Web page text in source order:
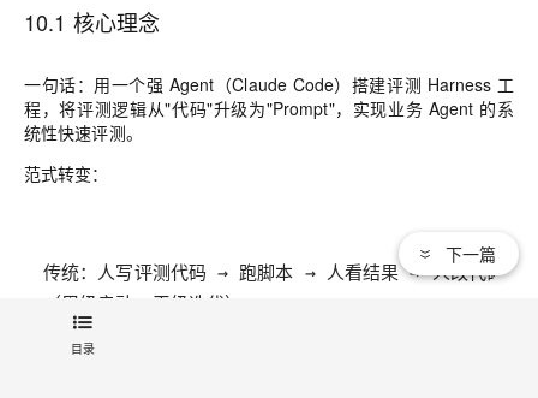
10.1 核心理念
一句话：用一个强 Agent（Claude Code）搭建评测 Harness 工
程，将评测逻辑从"代码"升级为"Prompt"，实现业务 Agent 的系
统性快速评测。
范式转变：
目录
下一篇